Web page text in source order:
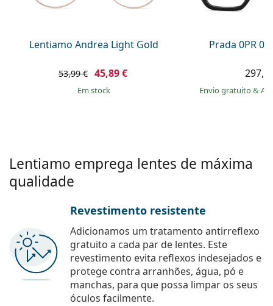
Persol
Lentiamo Andrea Light Gold
53,99 € 45,89 €
em stock
Prada 0PR
Envio gratuito&
Lentiamo emprega lentes de máxima
qualidade
Revestimento resistente
Adicionamos um tratamento antirreflexo
gratuito a cada par de lentes. Este
revestimento evita reflexos indesejados e
protege contra arranhões, água, pó e
manchas, para que possa limpar os seus
óculos facilmente.